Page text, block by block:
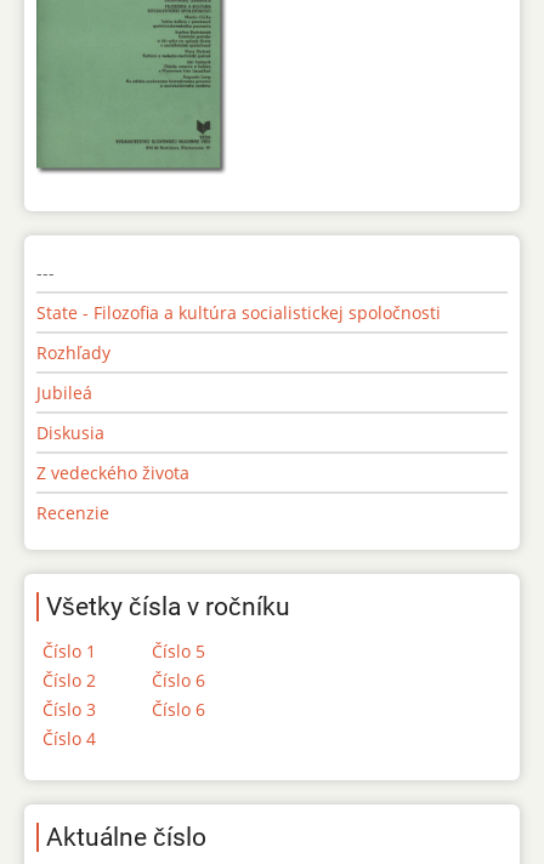
---
State - Filozofia a kultúra socialistickej spoločnosti
Rozhľady
Jubileá
Diskusia
Z vedeckého života
Recenzie
Všetky čísla v ročníku
Číslo 1
Číslo 2
Číslo 3
Číslo 4
Číslo 5
Číslo 6
Číslo 6
Aktuálne číslo